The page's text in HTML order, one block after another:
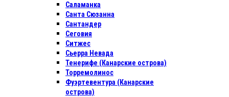
Саламанка
Санта Сюзанна
Сантандер
Сеговия
Ситжес
Сьерра Невада
Тенерифе (Канарские острова)
Торремолинос
Фуэртевентура (Канарские
острова)